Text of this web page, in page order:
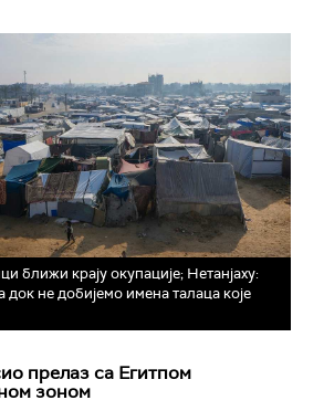
ближи крају окупације; Нетанјаху:
док не добијемо имена талаца које
прелаз са Егитпом
зоном